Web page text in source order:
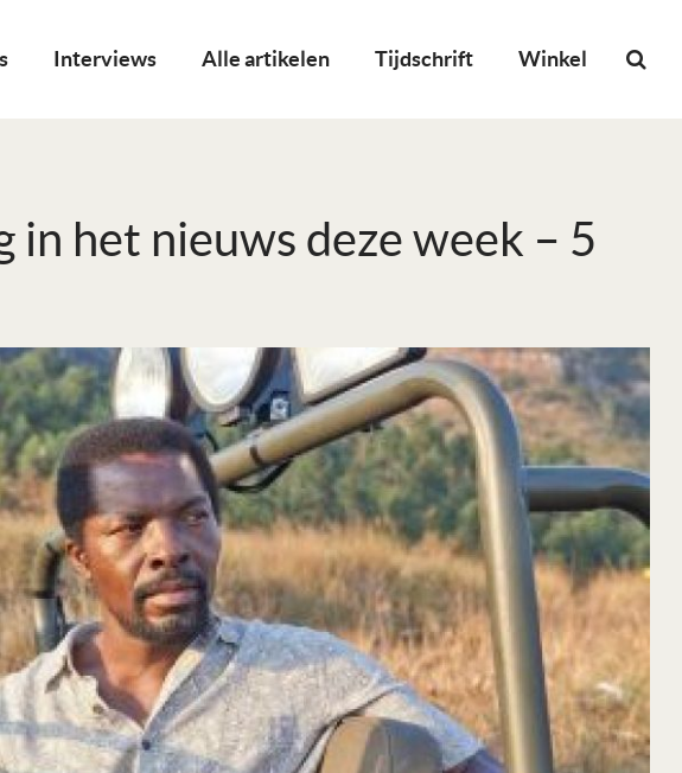
Interviews Alle artikelen Tijdschrift Winkel
in het nieuws deze week – 5